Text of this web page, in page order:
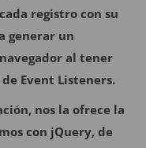
registro con su
generar un
al tener
Event Listeners.
nos la ofrece la
con jQuery, de